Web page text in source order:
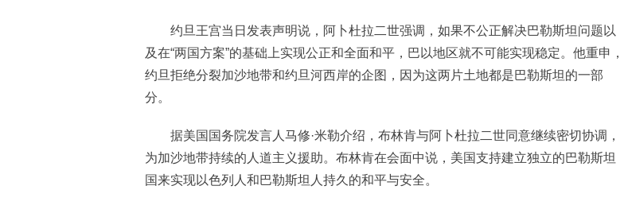
约旦王宫当日发表声明说，阿卜杜拉二世强调，如果不公正解决巴勒斯坦问题以
及在“两国方案”的基础上实现公正和全面和平，巴以地区就不可能实现稳定。他重申，
约旦拒绝分裂加沙地带和约旦河西岸的企图，因为这两片土地都是巴勒斯坦的一部
分。
据美国国务院发言人马修·米勒介绍，布林肯与阿卜杜拉二世同意继续密切协调，
为加沙地带持续的人道主义援助。布林肯在会面中说，美国支持建立独立的巴勒斯坦
国来实现以色列人和巴勒斯坦人持久的和平与安全。